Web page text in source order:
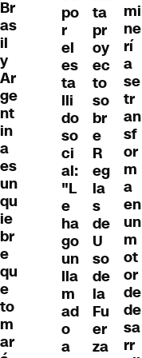
Br
as
il
y
Ar
ge
nt
in
a
es
un
qu
ie
br
e
qu
e
to
m
ar
po
r
el
es
ta
lli
do
so
ci
al:
"L
e
ha
go
un
lla
m
ad
o
a
ta
pr
oy
ec
to
so
br
e
R
eg
la
s
de
U
so
de
la
Fu
er
za
mi
ne
rí
a
se
tr
an
sf
or
m
a
en
un
m
ot
or
de
de
sa
rr